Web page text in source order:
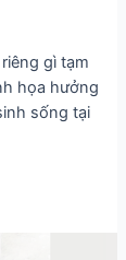
gì tạm
họa hưởng
sống tại